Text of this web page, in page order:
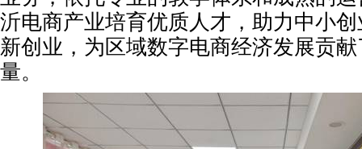
沂电商产业培育优质人才，助力中小
新创业，为区域数字电商经济发展贡
量。